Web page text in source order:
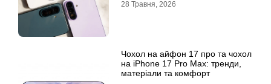
28 Травня, 2026
Чохол на айфон 17 про та чохол
на iPhone 17 Pro Max: тренди,
матеріали та комфорт